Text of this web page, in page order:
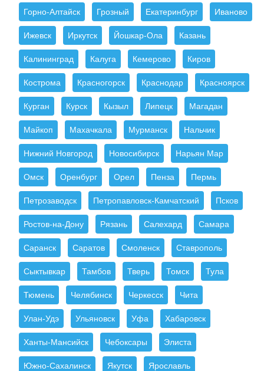
Горно-Алтайск Грозный Екатеринбург Иваново
Ижевск Иркутск Йошкар-Ола Казань
Калининград Калуга Кемерово Киров
Кострома Красногорск Краснодар Красноярск
Курган Курск Кызыл Липецк Магадан
Майкоп Махачкала Мурманск Нальчик
Нижний Новгород Новосибирск Нарьян Мар
Омск Оренбург Орел Пенза Пермь
Петрозаводск Петропавловск-Камчатский Псков
Ростов-на-Дону Рязань Салехард Самара
Саранск Саратов Смоленск Ставрополь
Сыктывкар Тамбов Тверь Томск Тула
Тюмень Челябинск Черкесск Чита
Улан-Удэ Ульяновск Уфа Хабаровск
Ханты-Мансийск Чебоксары Элиста
Южно-Сахалинск Якутск Ярославль